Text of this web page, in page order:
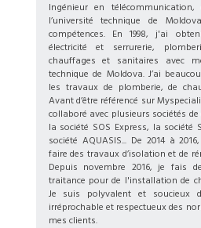
Ingénieur en
l’université technique de
compétences. En 1998, j'ai
électricité et serrurerie,
chauffages et sanitaires avec
technique de Moldova. J’ai
les travaux de plomberie, de
Avant d’être référencé sur
collaboré avec plusieurs sociétés
la société SOS Express, la société
société AQUASIS... De 2014 à
faire des travaux d’isolation et de
Depuis novembre 2016, je fais
traitance pour de l'installation de
Je suis polyvalent et soucieux
irréprochable et respectueux des
mes clients.